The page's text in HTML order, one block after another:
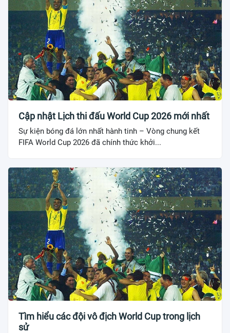
Cập nhật Lịch thi đấu World Cup 2026 mới nhất
Sự kiện bóng đá lớn nhất hành tinh – Vòng chung kết
FIFA World Cup 2026 đã chính thức khởi...
Tìm hiểu các đội vô địch World Cup trong lịch
sử